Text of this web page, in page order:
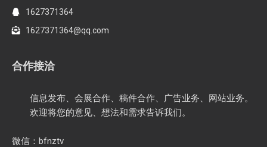
1627371364
1627371364@qq.com
合作接洽
信息发布、会展合作、稿件合作、广告业务、网站业务。
欢迎将您的意见、想法和需求告诉我们。
微信：bfnztv